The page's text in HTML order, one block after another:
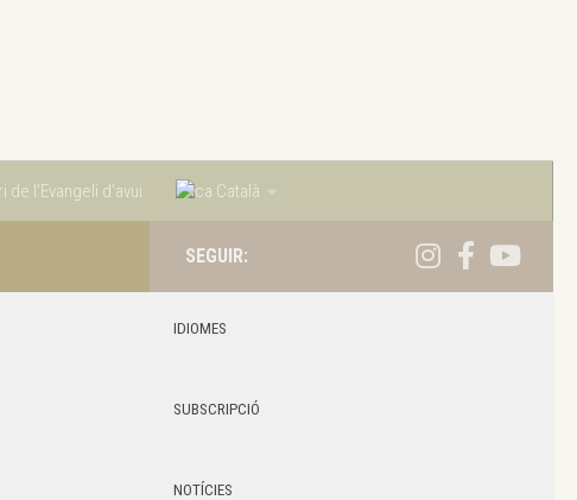
de l’Evangeli d’avui Català
SEGUIR:
IDIOMES
SUBSCRIPCIÓ
NOTÍCIES